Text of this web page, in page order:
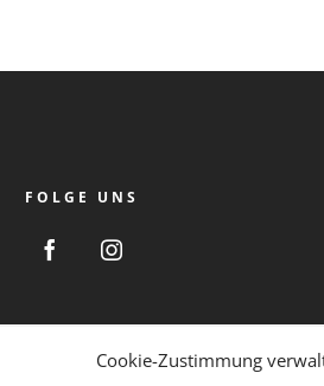
Cookie-Zustimmung
FOLGE UNS